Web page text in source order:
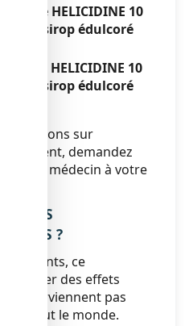
HELICIDINE 10
sirop édulcoré
HELICIDINE 10
sirop édulcoré
questions sur
demandez
à votre médecin à votre
?
ce
des effets
ne surviennent pas
tout le monde.